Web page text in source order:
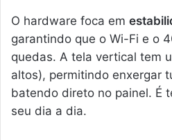
O hardware foca em
garantindo que o Wi-Fi e o
quedas. A tela vertical tem
altos), permitindo enxergar
batendo direto no painel. É
seu dia a dia.